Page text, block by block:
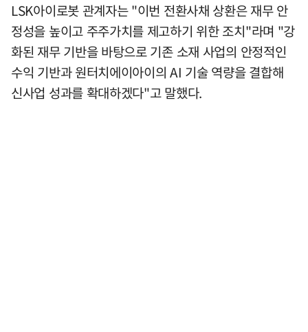
LSK아이로봇 관계자는 "이번 전환사채 상환은 재무 안
정성을 높이고 주주가치를 제고하기 위한 조치"라며 "강
화된 재무 기반을 바탕으로 기존 소재 사업의 안정적인
수익 기반과 원터치에이아이의 AI 기술 역량을 결합해
신사업 성과를 확대하겠다"고 말했다.